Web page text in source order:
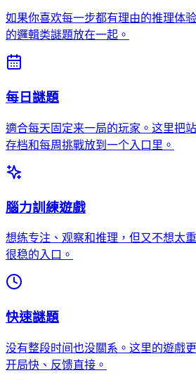
如果你喜欢每一步都有理由的推理体
的邏輯类謎題放在一起。
每日謎題
適合每天固定来一局的玩家。这里把
存档和每周挑戰放到一个入口里。
腦力訓練遊戲
想练专注、观察和推理，但又不想太
很稳的入口。
快速謎題
没有整段时间也没關系。这里的遊戲
开局快、反馈直接。